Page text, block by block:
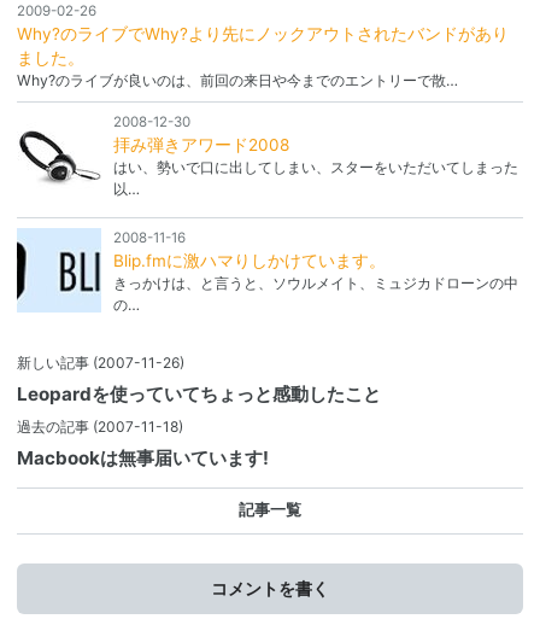
2009-02-26
Why?のライブでWhy?より先にノックアウトされたバンドがあり
ました。
Why?のライブが良いのは、前回の来日や今までのエントリーで散…
2008-12-30
拝み弾きアワード2008
はい、勢いで口に出してしまい、スターをいただいてしまった
以…
2008-11-16
Blip.fmに激ハマりしかけています。
きっかけは、と言うと、ソウルメイト、ミュジカドローンの中
の…
新しい記事 (2007-11-26)
Leopardを使っていてちょっと感動したこと
過去の記事 (2007-11-18)
Macbookは無事届いています!
記事一覧
コメントを書く